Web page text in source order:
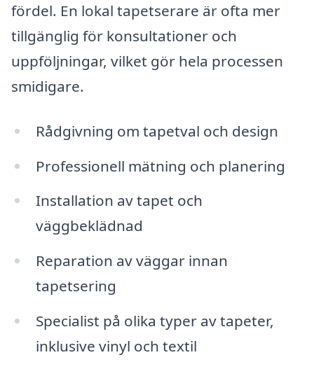
fördel. En lokal tapetserare är ofta mer
tillgänglig för konsultationer och
uppföljningar, vilket gör hela processen
smidigare.
Rådgivning om tapetval och design
Professionell mätning och planering
Installation av tapet och
väggbeklädnad
Reparation av väggar innan
tapetsering
Specialist på olika typer av tapeter,
inklusive vinyl och textil